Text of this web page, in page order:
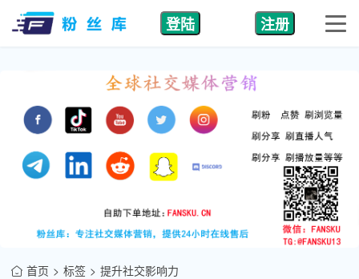
登陆 注册
首页 标签 提升社交影响力